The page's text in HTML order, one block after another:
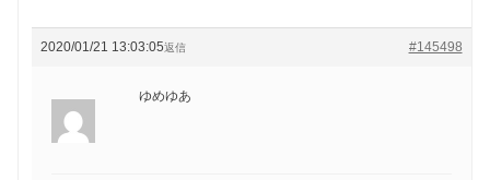
2020/01/21 13:03:05 #145498
返信
ゆめゆあ